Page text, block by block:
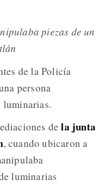
piezas de un
de la Policía
persona
luminarias.
de la junta
, cuando ubicaron a
luminarias